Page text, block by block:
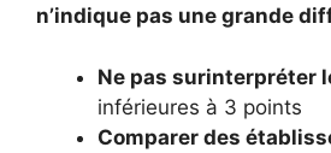
n’indique pas une grande
Ne pas surinterpréter
inférieures à 3 points
Comparer des